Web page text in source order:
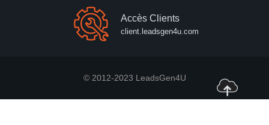
Accès Clients
client.leadsgen4u.com
© 2012-2023 LeadsGen4U